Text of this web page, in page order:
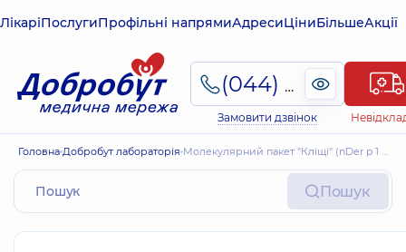
ЛікаріПослугиПрофільні напрямиАдресиЦіниБільшеАкції
(044) 495-2-888
Замовити дзвінок
Головна Добробут лабораторія Молекулярний пакет "Кліщі" (nDer p 1 кліщ домашнього пилу, rDer p 2 кліщ домашнього пилу, rDer p 10 тропомиозина, кліщ домашнього пилу)
Пошук